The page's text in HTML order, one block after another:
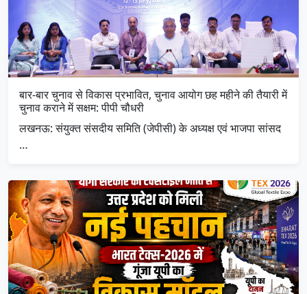
बार-बार चुनाव से विकास प्रभावित, चुनाव आयोग छह महीने की तैयारी में
चुनाव कराने में सक्षम: पीपी चौधरी
लखनऊ: संयुक्त संसदीय समिति (जेपीसी) के अध्यक्ष एवं भाजपा सांसद
…